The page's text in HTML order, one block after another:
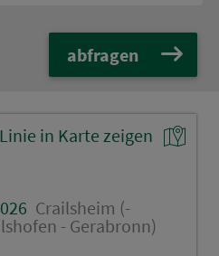
abfragen
Linie in Karte zeigen
Crailsheim (-
- Gerabronn)